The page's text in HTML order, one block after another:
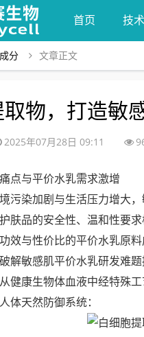
首页 技
分 文章正文
取物，打造敏
2025年07月28日 09:11
点与平价水乳需求激增
污染加剧与生活压力增大
肤品的安全性、温和性要
效与性价比的平价水乳原
解敏感肌平价水乳研发难
健康生物体血液中经特殊
体天然防御系统：